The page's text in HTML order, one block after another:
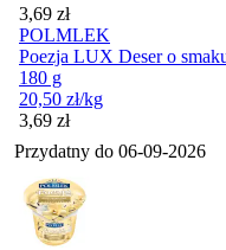
Cena
3,69 zł
POLMLEK
Poezja LUX Deser o
180 g
20,50 zł/kg
Cena
3,69 zł
Przydatny do 06-09-2026